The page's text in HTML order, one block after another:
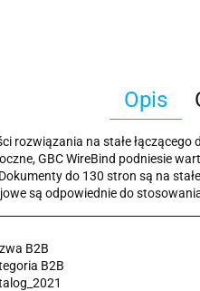
Opis
rozwiązania na stałe
GBC WireBind podniesie
do 130 stron są na
są odpowiednie do
B2B
B2B